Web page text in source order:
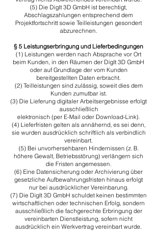
(5) Die DigIt 3D GmbH ist berechtigt,
Abschlagszahlungen entsprechend dem
Projektfortschritt sowie Teilleistungen gesondert
abzurechnen.
§ 5 Leistungserbringung und Lieferbedingungen
​(1) Leistungen werden nach Absprache vor Ort
beim Kunden, in den Räumen der DigIt 3D GmbH
oder auf Grundlage der vom Kunden
bereitgestellten Daten erbracht.
​(2) Teilleistungen sind zulässig, soweit dies dem
Kunden zumutbar ist.
​(3) Die Lieferung digitaler Arbeitsergebnisse erfolgt
ausschließlich
elektronisch (per E-Mail oder Download-Link).
​(4) Lieferfristen gelten als annähernd, es sei denn,
sie wurden ausdrücklich schriftlich als verbindlich
vereinbart.
​(5) Bei unvorhersehbaren Hindernissen (z. B.
höhere Gewalt, Betriebsstörung) verlängern sich
die Fristen angemessen.
​(6) Eine Datensicherung oder Archivierung über
gesetzliche Aufbewahrungsfristen hinaus erfolgt
nur bei ausdrücklicher Vereinbarung.
(7) Die DigIt 3D GmbH schuldet keinen bestimmten
wirtschaftlichen oder technischen Erfolg, sondern
ausschließlich die fachgerechte Erbringung der
vereinbarten Dienstleistung, sofern nicht
ausdrücklich ein Werkvertrag vereinbart wurde.